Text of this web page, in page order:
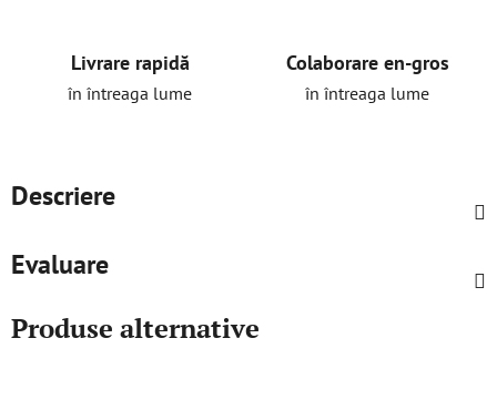
Livrare rapidă
în întreaga lume
Colaborare en-gros
în întreaga lume
Descriere
Evaluare
Produse alternative